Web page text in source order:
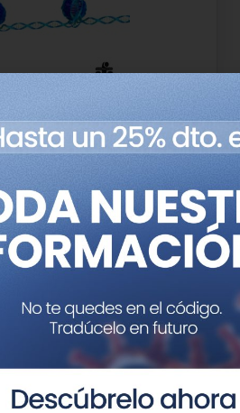
en Medicina
en Genética
(Antiguo 2)